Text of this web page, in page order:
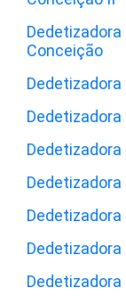
Conceição
Dedetizadora